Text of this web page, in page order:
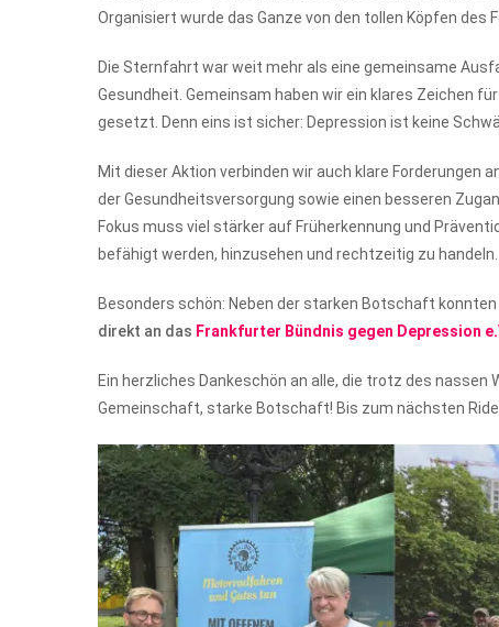
Organisiert wurde das Ganze von den tollen Köpfen des
Die Sternfahrt war weit mehr als eine gemeinsame
Gesundheit. Gemeinsam haben wir ein klares Zeichen
gesetzt. Denn eins ist sicher: Depression ist keine
Mit dieser Aktion verbinden wir auch klare Forderungen
der Gesundheitsversorgung sowie einen besseren
Fokus muss viel stärker auf Früherkennung und
befähigt werden, hinzusehen und rechtzeitig zu handeln.
Besonders schön: Neben der starken Botschaft
direkt an das Frankfurter Bündnis gegen Depression
Ein herzliches Dankeschön an alle, die trotz des
Gemeinschaft, starke Botschaft! Bis zum nächsten